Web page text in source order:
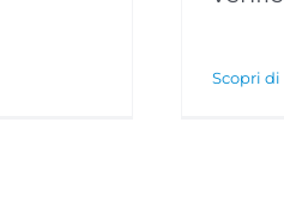
Scopri